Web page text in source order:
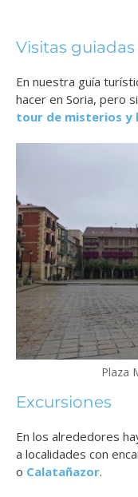
Visitas guiadas
En nuestra guía
hacer en Soria, pero
tour de misterios y
Plaza
Excursiones
En los alrededores
a localidades con
o Calatañazor.